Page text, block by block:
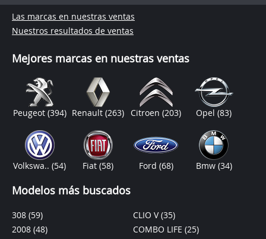
Las marcas en nuestras ventas
Nuestros resultados de ventas
Mejores marcas en nuestras ventas
Peugeot (394) Renault (263) Citroen(203) Opel(83)
Volkswa..(54) Fiat (58) Ford (68) Bmw (34)
Modelos más buscados
308 (59)
2008 (48)
CLIO V(35)
COMBO LIFE (25)